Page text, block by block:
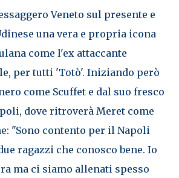
Veneto sul presente e
una vera e propria icona
come l'ex attaccante
per tutti 'Totò'. Iniziando però
come Scuffet e dal suo fresco
dove ritroverà Meret come
"Sono contento per il Napoli
ragazzi che conosco bene. Io
ma ci siamo allenati spesso